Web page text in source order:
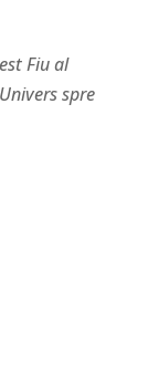
Fiu al
spre